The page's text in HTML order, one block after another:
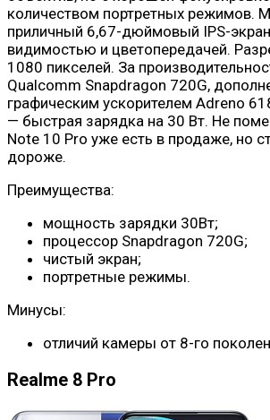
количеством портретных режимов.
приличный 6,67-дюймовый IPS-
видимостью и цветопередачей.
1080 пикселей. За
Qualcomm Snapdragon 720G,
графическим ускорителем Adreno
— быстрая зарядка на 30 Вт. Не
Note 10 Pro уже есть в продаже, но
дороже.
Преимущества:
мощность зарядки 30Вт;
процессор Snapdragon 720G;
чистый экран;
портретные режимы.
Минусы:
отличий камеры от 8-го
Realme 8 Pro